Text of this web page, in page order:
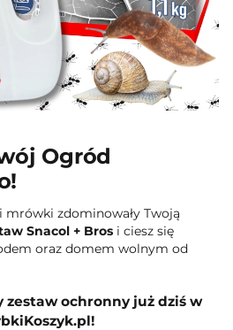
Ogród
mrówki zdominowały Twoją
Snacol + Bros i ciesz się
oraz domem wolnym od
ochronny już dziś w